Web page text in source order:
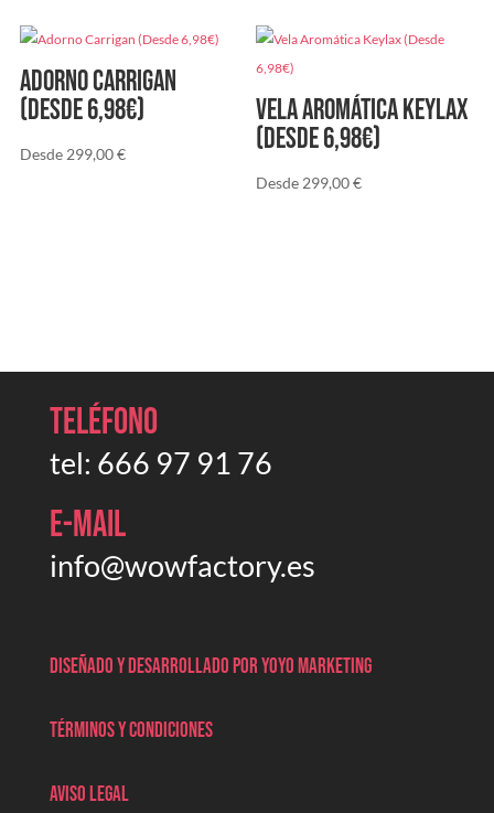
Adorno Carrigan
(Desde 6,98€)
Desde 299,00€
Vela Aromática Keylax
(Desde 6,98€)
Desde 299,00€
Teléfono
tel: 666 97 91 76
E-mail
info@wowfactory.es
Diseñado y desarrollado por Yoyo marketing
Términos y condiciones
Aviso legal